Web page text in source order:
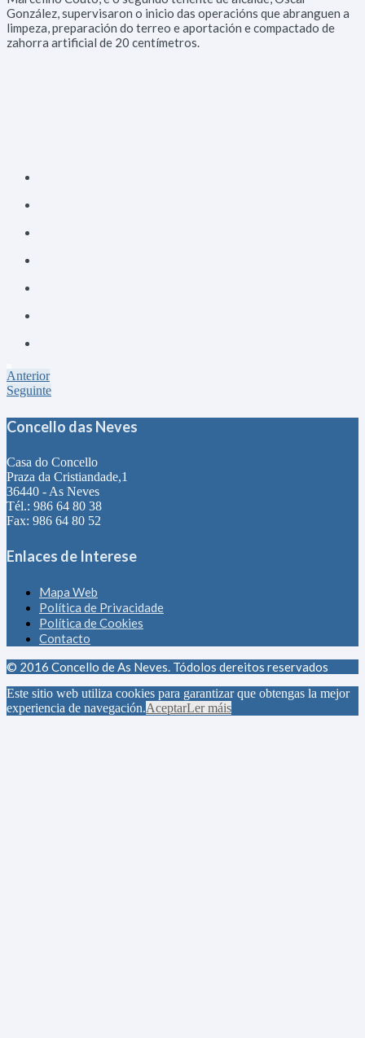
González, supervisaron o inicio das operacións que abranguen a
limpeza, preparación do terreo e aportación e compactado de
zahorra artificial de 20 centímetros.
Anterior
Seguinte
Concello das Neves
Casa do Concello
Praza da Cristiandade,1
36440 - As Neves
Tél.: 986 64 80 38
Fax: 986 64 80 52
Enlaces de Interese
Mapa Web
Política de Privacidade
Política de Cookies
Contacto
© 2016 Concello de As Neves. Tódolos dereitos reservados
Este sitio web utiliza cookies para garantizar que obtengas la mejor
experiencia de navegación.AceptarLer máis